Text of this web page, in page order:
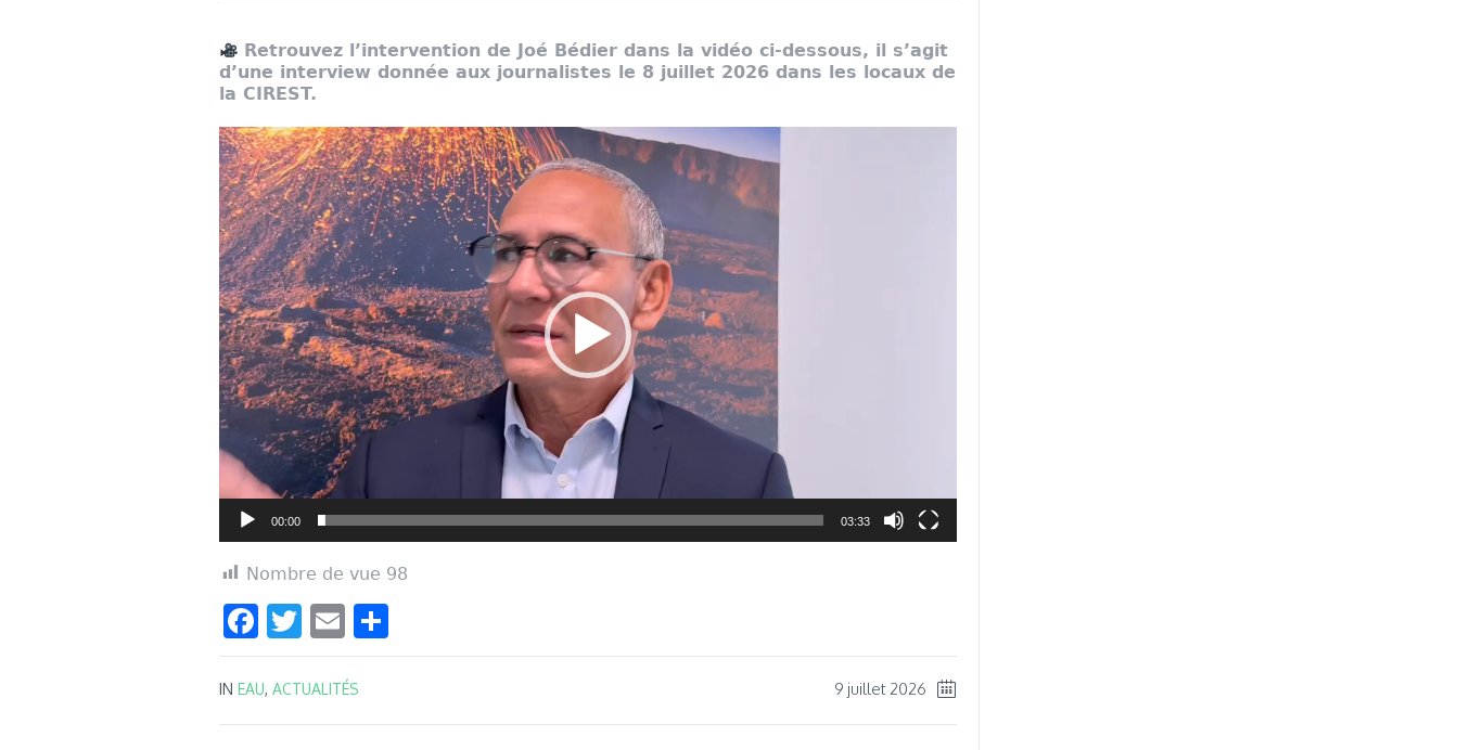
Retrouvez l’intervention de Joé Bédier dans la vidéo ci-dessous, il s’agit
d’une interview donnée aux journalistes le 8 juillet 2026 dans les locaux de
la CIREST.
Lecteur
vidéo
00:00 03:33
Nombre de vue 98
Facebook
Twitter
Email
9 juillet 2026
IN EAU, ACTUALITÉS